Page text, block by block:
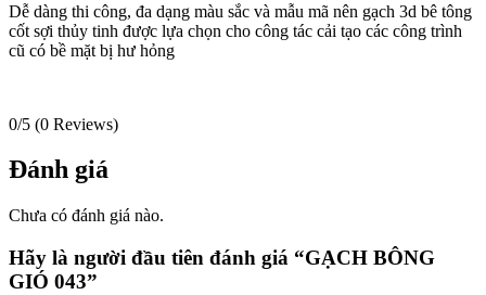
Dễ dàng thi công, đa dạng màu sắc và mẫu mã nên gạch 3d bê tông
cốt sợi thủy tinh được lựa chọn cho công tác cải tạo các công trình
cũ có bề mặt bị hư hỏng
0/5 (0 Reviews)
Đánh giá
Chưa có đánh giá nào.
Hãy là người đầu tiên đánh giá “GẠCH BÔNG
GIÓ 043”